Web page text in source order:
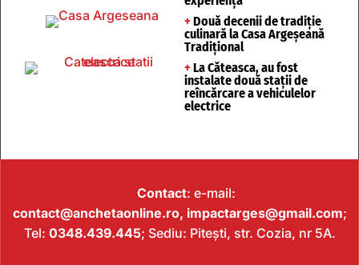
+ Două decenii de tradiție
culinară la Casa Argeșeană
Tradițional
+ La Căteasca, au fost
instalate două stații de
reîncărcare a vehiculelor
electrice
Contact: e-mail:
contact@anchetaonline.ro, impactarges@gmail.com;
Tel: 0348.439.445; Sediu: Pitești, str. Cozia, nr 5A.